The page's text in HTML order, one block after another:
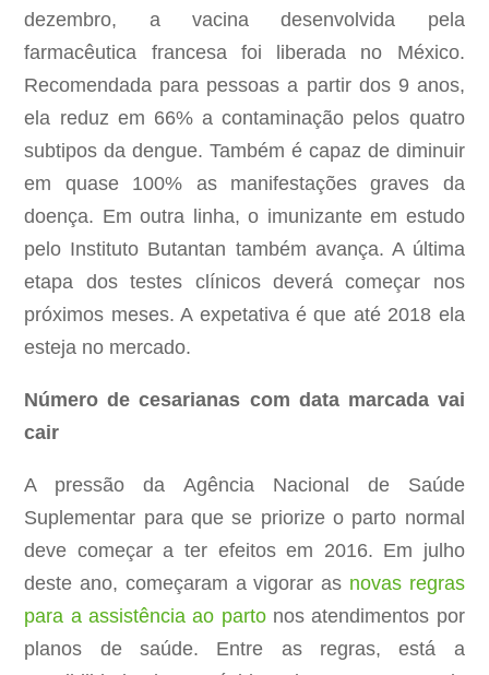
dezembro, a vacina desenvolvida pela
farmacêutica francesa foi liberada no México.
Recomendada para pessoas a partir dos 9 anos,
ela reduz em 66% a contaminação pelos quatro
subtipos da dengue. Também é capaz de diminuir
em quase 100% as manifestações graves da
doença. Em outra linha, o imunizante em estudo
pelo Instituto Butantan também avança. A última
etapa dos testes clínicos deverá começar nos
próximos meses. A expetativa é que até 2018 ela
esteja no mercado.
Número de cesarianas com data marcada vai
cair
A pressão da Agência Nacional de Saúde
Suplementar para que se priorize o parto normal
deve começar a ter efeitos em 2016. Em julho
deste ano, começaram a vigorar as novas regras
para a assistência ao parto nos atendimentos por
planos de saúde. Entre as regras, está a